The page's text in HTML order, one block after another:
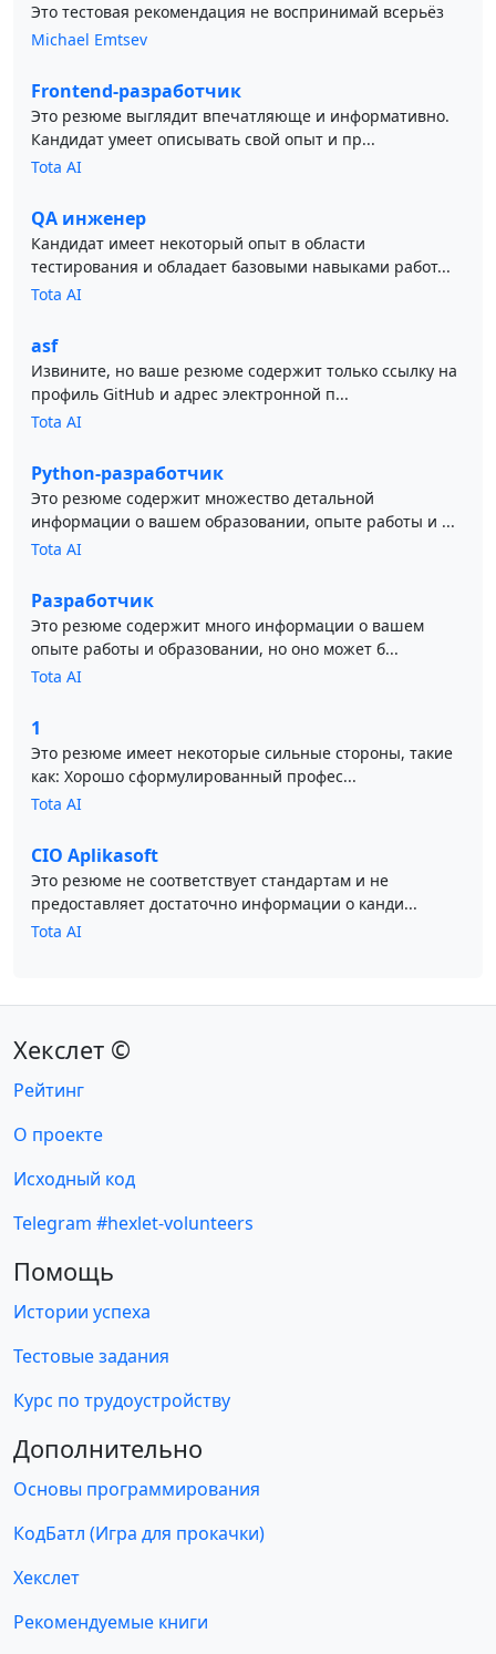
Это тестовая рекомендация не воспринимай всерьёз
Michael Emtsev
Frontend-разработчик
Это резюме выглядит впечатляюще и информативно.
Кандидат умеет описывать свой опыт и пр...
Tota AI
QA инженер
Кандидат имеет некоторый опыт в области
тестирования и обладает базовыми навыками работ...
Tota AI
asf
Извините, но ваше резюме содержит только ссылку на
профиль GitHub и адрес электронной п...
Tota AI
Python-разработчик
Это резюме содержит множество детальной
информации о вашем образовании, опыте работы и ...
Tota AI
Разработчик
Это резюме содержит много информации о вашем
опыте работы и образовании, но оно может б...
Tota AI
1
Это резюме имеет некоторые сильные стороны, такие
как: Хорошо сформулированный профес...
Tota AI
CIO Aplikasoft
Это резюме не соответствует стандартам и не
предоставляет достаточно информации о канди...
Tota AI
Хекслет ©
Рейтинг
О проекте
Исходный код
Telegram #hexlet-volunteers
Помощь
Истории успеха
Тестовые задания
Курс по трудоустройству
Дополнительно
Основы программирования
КодБатл (Игра для прокачки)
Хекслет
Рекомендуемые книги